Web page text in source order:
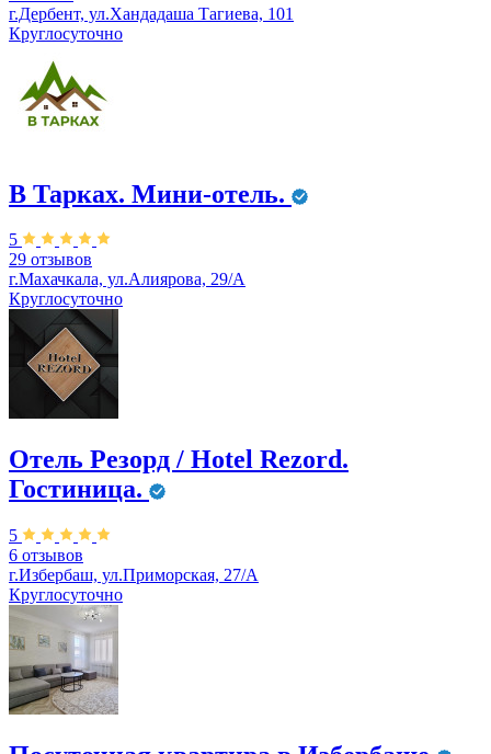
г.Дербент, ул.​Хандадаша Тагиева, 101
Круглосуточно
В Тарках. Мини-отель.
5
29 отзывов
г.Махачкала, ул.Алиярова, 29/А
Круглосуточно
Отель Резорд / Hotel Rezord.
Гостиница.
5
6 отзывов
г.Избербаш, ул.Приморская, 27/А
Круглосуточно